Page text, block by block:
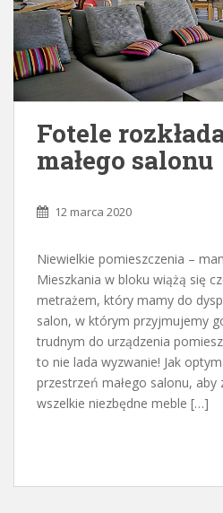
Fotele
małego salonu
12 marca 2020
Niewielkie pomieszczenia –
Mieszkania w bloku wiążą się
metrażem, który mamy do
salon, w którym przyjmujemy
trudnym do urządzenia
to nie lada wyzwanie! Jak
przestrzeń małego salonu, aby
wszelkie niezbędne meble […]